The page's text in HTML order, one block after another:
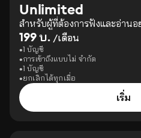
Unlimited
สำหรับผู้ที่ต้องการฟังและอ่านอ
199 บ. /เดือน
1 บัญชี
การเข้าถึงแบบไม่ จำกัด
1 บัญชี
ยกเลิกได้ทุกเมื่อ
เริ่ม